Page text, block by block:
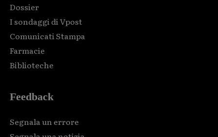
Dossier
I sondaggi di Vpost
Comunicati Stampa
Farmacie
Biblioteche
Feedback
Segnala un errore